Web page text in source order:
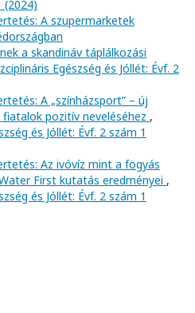
(2024)
A szupermarketek
a skandináv táplálkozási
Egészség és Jóllét: Évf. 2
A „színházsport” – új
pozitív neveléséhez ,
és Jóllét: Évf. 2 szám 1
Az ivóvíz mint a fogyás
First kutatás eredményei ,
és Jóllét: Évf. 2 szám 1